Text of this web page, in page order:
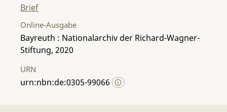
Brief
Online-Ausgabe
Bayreuth : Nationalarchiv der Richard-Wagner-
Stiftung, 2020
URN
urn:nbn:de:0305-99066